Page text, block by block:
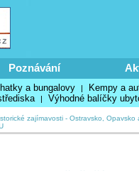
Poznávání
a bungalovy | Kempy a
| Výhodné balíčky
zajímavosti- Ostravsko, Opavsko